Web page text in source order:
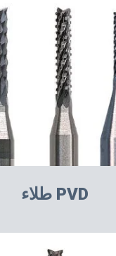
طلاء PVD